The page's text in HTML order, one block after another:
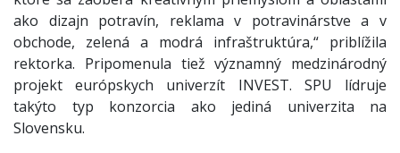
ako dizajn potravín, reklama v potravinárstve a v
obchode, zelená a modrá infraštruktúra,“ priblížila
rektorka. Pripomenula tiež významný medzinárodný
projekt európskych univerzít INVEST. SPU lídruje
takýto typ konzorcia ako jediná univerzita na
Slovensku.